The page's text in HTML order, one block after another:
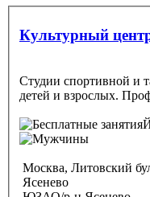
Культурный
Студии спортивной и
детей и взрослых.
Москва, Литовский
Ясенево